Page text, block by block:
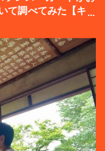
て調べてみた【キャ